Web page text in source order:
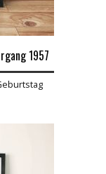
1957